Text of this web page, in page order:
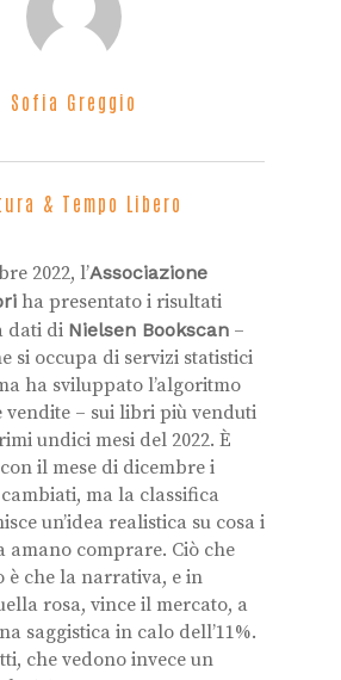
Sofia Greggio
& Tempo Libero
2022, l’Associazione
ha presentato i risultati
dati di Nielsen Bookscan –
si occupa di servizi statistici
ha sviluppato l’algoritmo
vendite – sui libri più venduti
undici mesi del 2022. È
il mese di dicembre i
ma la classifica
un’idea realistica su cosa i
comprare. Ciò che
è che la narrativa, e in
rosa, vince il mercato, a
saggistica in calo dell’11%.
che vedono invece un